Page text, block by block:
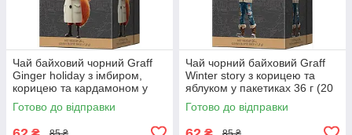
Чай байховий чорний Graff
Ginger holiday з імбиром,
корицею та кардамоном у
пакетиках 36 г (20 шт. х 1.8 г)
Готово до відправки
Чай чорний байховий Graff
Winter story з корицею та
яблуком у пакетиках 36 г (20
шт. х 1.8 г)
Готово до відправки